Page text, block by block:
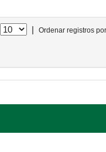
| Ordenar registros por